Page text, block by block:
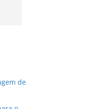
de